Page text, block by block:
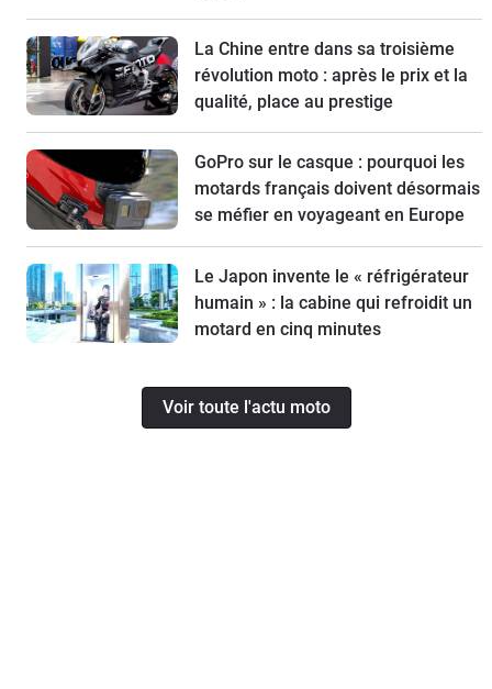
La Chine entre dans sa troisième
révolution moto : après le prix et la
qualité, place au prestige
GoPro sur le casque : pourquoi les
motards français doivent désormais
se méfier en voyageant en Europe
Le Japon invente le « réfrigérateur
humain » : la cabine qui refroidit un
motard en cinq minutes
Voir toute l'actu moto